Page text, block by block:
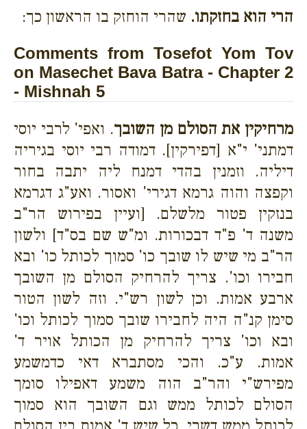
הרי הוא בחזקתו. שהרי הוחזק בו הראשון כך:
Comments from Tosefot Yom Tov
on Masechet Bava Batra - Chapter 2
- Mishnah 5
מרחיקין את הסולם מן השובך. ואפי' לרבי יוסי
דמתני' י"א [דפירקין]. דמודה רבי יוסי בגיריה
דיליה. וזמנין בהדי דמנח ליה יתבה בחור
וקפצה והוה גרמא דגירי' ואסור. ואע"ג דגרמא
בנזקין פטור מלשלם. [ועיין בפירוש הר"ב
משנה ד' פ"ד דבכורות. ומ"ש שם בס"ד] ולשון
הר"ב מי שיש לו שובך כו' סמוך לכותל כו' ובא
חבירו וכו'. צריך להרחיק הסולם מן השובך
ארבע אמות. וכן לשון רש"י. וזה לשון הטור
סימן קנ"ה היה לחבירו שובך סמוך לכותל וכו'
ובא וכו' צריך להרחיק מן הכותל אויר ד'
אמות. ע"כ. והכי מסתברא דאי כדמשמע
מפירש"י והר"ב הוה משמע דאפילו סומך
הסולם לכותל ממש וגם השובך הוא סמוך